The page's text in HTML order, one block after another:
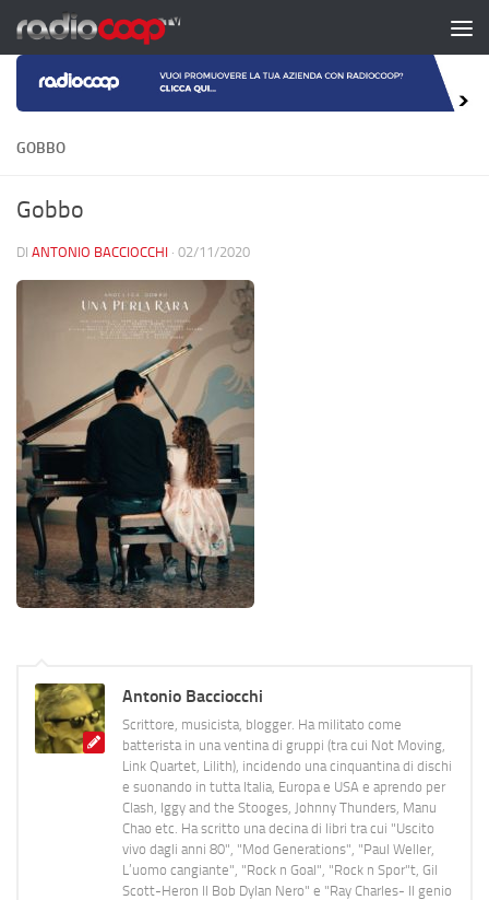
Salta al contenuto
GOBBO
Gobbo
DI ANTONIO BACCIOCCHI · 02/11/2020
Antonio Bacciocchi
Scrittore, musicista, blogger. Ha militato come
batterista in una ventina di gruppi (tra cui Not Moving,
Link Quartet, Lilith), incidendo una cinquantina di dischi
e suonando in tutta Italia, Europa e USA e aprendo per
Clash, Iggy and the Stooges, Johnny Thunders, Manu
Chao etc. Ha scritto una decina di libri tra cui "Uscito
vivo dagli anni 80", "Mod Generations", "Paul Weller,
L’uomo cangiante", "Rock n Goal", "Rock n Spor"t, Gil
Scott-Heron Il Bob Dylan Nero" e "Ray Charles- Il genio